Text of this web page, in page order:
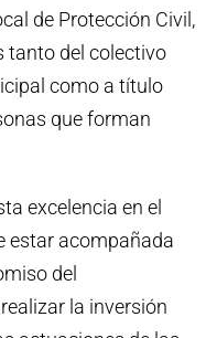
de Protección Civil,
tanto del colectivo
como a título
que forman
excelencia en el
estar acompañada
del
la inversión